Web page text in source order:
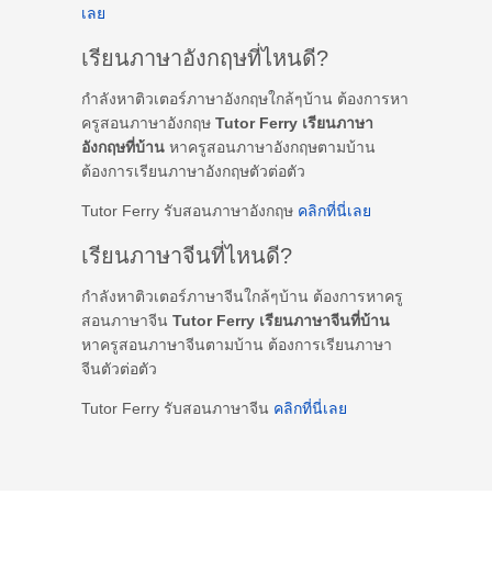
เลย
เรียนภาษาอังกฤษที่ไหนดี?
กำลังหาติวเตอร์ภาษาอังกฤษใกล้ๆบ้าน ต้องการหา
ครูสอนภาษาอังกฤษ Tutor Ferry เรียนภาษา
อังกฤษที่บ้าน หาครูสอนภาษาอังกฤษตามบ้าน
ต้องการเรียนภาษาอังกฤษตัวต่อตัว
Tutor Ferry รับสอนภาษาอังกฤษ คลิกที่นี่เลย
เรียนภาษาจีนที่ไหนดี?
กำลังหาติวเตอร์ภาษาจีนใกล้ๆบ้าน ต้องการหาครู
สอนภาษาจีน Tutor Ferry เรียนภาษาจีนที่บ้าน
หาครูสอนภาษาจีนตามบ้าน ต้องการเรียนภาษา
จีนตัวต่อตัว
Tutor Ferry รับสอนภาษาจีน คลิกที่นี่เลย